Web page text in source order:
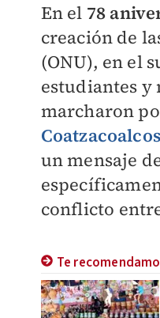
En el 78
creación de
(ONU), en el
estudiantes y
marcharon
Coatzacoalcos
un mensaje
conflicto
Te